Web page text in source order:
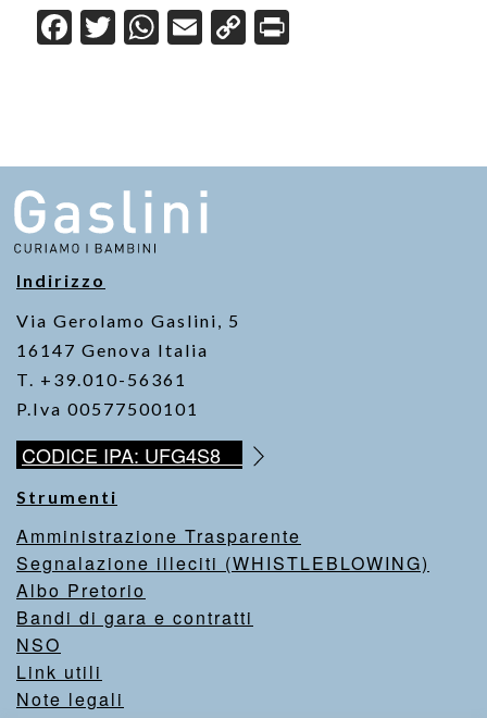
F
a
b
o
o
k
T
wi
W
h
A
p
p
E
m
C
o
Li
Indirizzo
Via Gerolamo Gaslini, 5
16147 Genova Italia
T. +39.010-56361
P.Iva 00577500101
CODICE IPA: UFG4S8
Strumenti
Amministrazione Trasparente
Segnalazione illeciti (WHISTLEBLOWING)
Albo Pretorio
Bandi di gara e contratti
NSO
Link utili
Note legali